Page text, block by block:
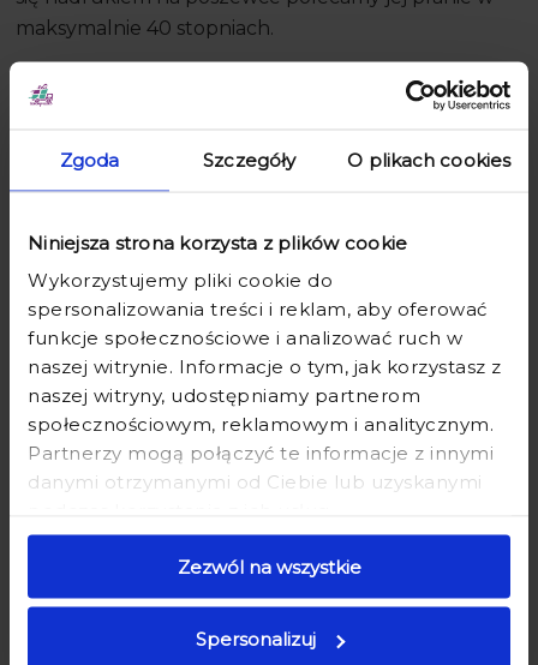
Zgoda Szczegóły O plikach cookies
Niniejsza strona korzysta z plików cookie
Wykorzystujemy pliki cookie do
spersonalizowania treści i reklam, aby oferować
funkcje społecznościowe i analizować ruch w
naszej witrynie. Informacje o tym, jak korzystasz z
naszej witryny, udostępniamy partnerom
społecznościowym, reklamowym i analitycznym.
Partnerzy mogą połączyć te informacje z innymi
danymi otrzymanymi od Ciebie lub uzyskanymi
Zezwól na wszystkie
Spersonalizuj
maksymalnie 40 stopniach.
prezent – wystarczy, że podczas składania
Produkty powiązane
35,90 zł 39,90 zł 35,90 zł 39,90 zł